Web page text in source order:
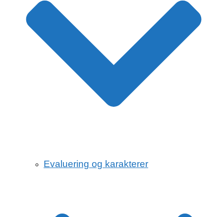
Evaluering og karakterer